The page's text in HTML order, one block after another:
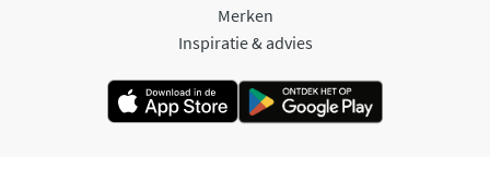
Merken
Inspiratie & advies